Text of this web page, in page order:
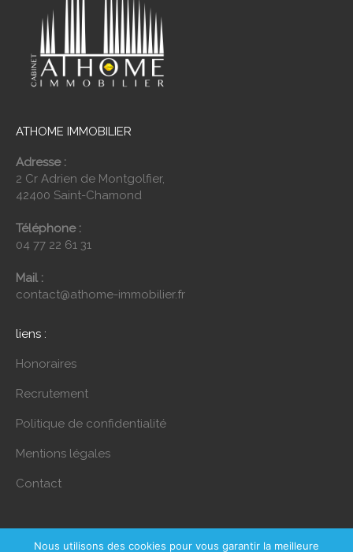
ATHOME IMMOBILIER
Adresse :
2 Cr Adrien de Montgolfier,
42400 Saint-Chamond
Téléphone :
04 77 22 61 31
Mail :
contact@athome-immobilier.fr
liens :
Honoraires
Recrutement
Politique de confidentialité
Mentions légales
Contact
Nous utilisons des cookies pour vous garantir la meilleure